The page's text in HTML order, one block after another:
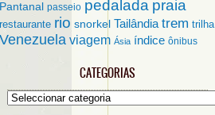
Pantanal passeio pedalada praia
restaurante rio snorkel Tailândia trem trilha
Venezuela viagem Ásia índice ônibus
CATEGORIAS
Categorias